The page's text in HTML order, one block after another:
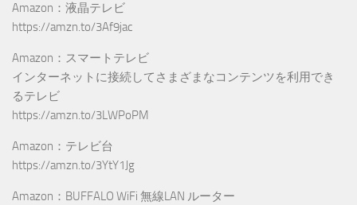
Amazon：液晶テレビ
https://amzn.to/3Af9jac
Amazon：スマートテレビ
インターネットに接続してさまざまなコンテンツを利用でき
るテレビ
https://amzn.to/3LWPoPM
Amazon：テレビ台
https://amzn.to/3YtY1Jg
Amazon：BUFFALO WiFi 無線LAN ルーター